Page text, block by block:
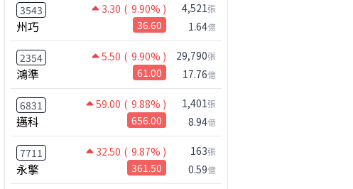
3543 3.30 ( 9.90% )
州巧 36.60
4,521張
1.64億
2354 5.50 ( 9.90% )
鴻準 61.00
29,790張
17.76億
6831 59.00 ( 9.88% )
邁科 656.00
1,401張
8.94億
7711 32.50 ( 9.87% )
永擎 361.50
163張
0.59億